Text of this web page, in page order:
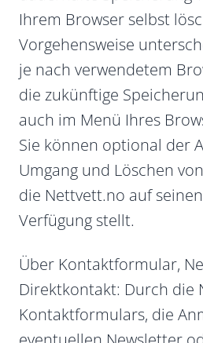
Ihrem Browser selbst
Vorgehensweise
je nach verwendetem
die zukünftige
auch im Menü Ihres
Sie können optional der
Umgang und Löschen
die Nettvett.no auf
Verfügung stellt.
Über Kontaktformular,
Direktkontakt: Durch die
Kontaktformulars, die